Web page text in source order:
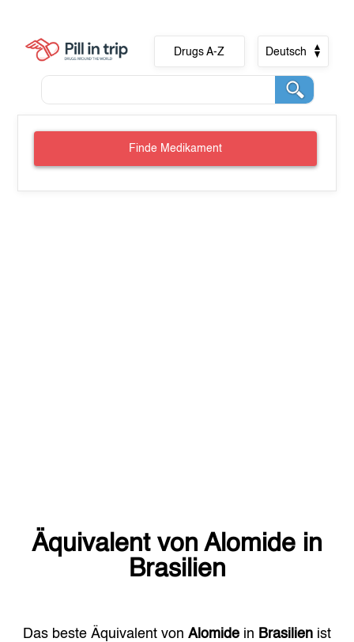
Drugs A-Z Deutsch
Finde Medikament
Äquivalent von Alomide in
Brasilien
Das beste Äquivalent von Alomide in Brasilien ist